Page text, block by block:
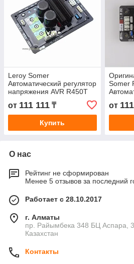
Leroy Somer
Автоматический регулятор
напряжения AVR R450T
от 111 111 ₸
Купить
Somer
от
О нас
Рейтинг не сформирован
Менее 5 отзывов за последний
Работает с 28.10.2017
г. Алматы
пр. Райымбека 348 БЦ Аспара,
Казахстан
Контакты